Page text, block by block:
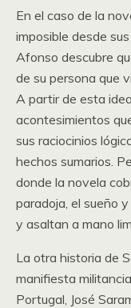
En el caso de la
imposible desde
Afonso descubre
de su persona que
A partir de esta
acontesimientos
sus raciocinios
hechos sumarios.
donde la novela
paradoja, el sueño
y asaltan a mano
La otra historia de
manifiesta
Portugal, José